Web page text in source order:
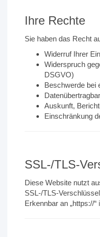
Ihre Rechte
Sie haben das Recht
Widerruf Ihrer
Widerspruch
DSGVO)
Beschwerde bei
Auskunft,
Einschränkung
SSL-/TLS-
Diese Website nutzt
SSL-/TLS-
Erkennbar an „https://